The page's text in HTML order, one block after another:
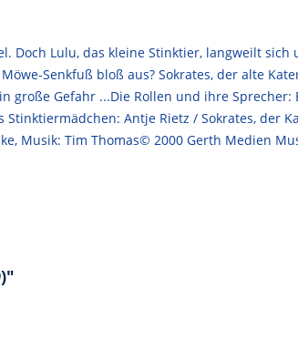
Doch Lulu, das kleine Stinktier, langweilt sich
Senkfuß bloß aus? Sokrates, der alte
große Gefahr ...Die Rollen und ihre Sprecher:
Antje Rietz / Sokrates, der
Musik: Tim Thomas© 2000 Gerth Medien